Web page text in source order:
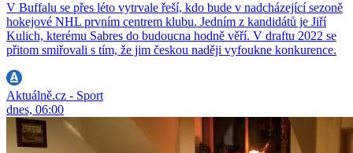
V Buffalu se přes léto vytrvale řeší, kdo bude v nadcházející sezoně
hokejové NHL prvním centrem klubu. Jedním z kandidátů je Jiří
Kulich, kterému Sabres do budoucna hodně věří. V draftu 2022 se
přitom smiřovali s tím, že jim českou naději vyfoukne konkurence.
Aktuálně.cz - Sport
dnes, 06:00